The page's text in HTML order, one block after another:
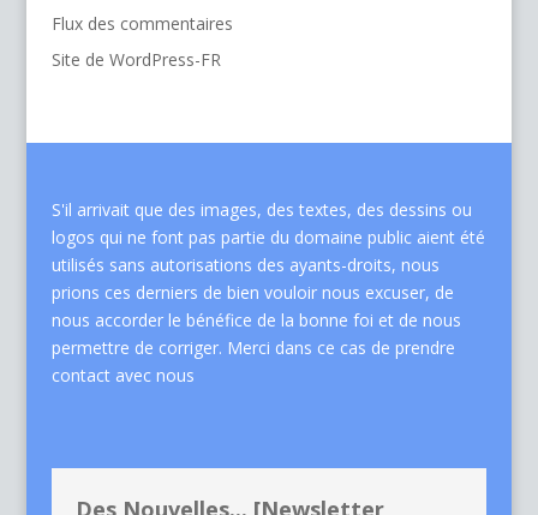
Flux des commentaires
Site de WordPress-FR
S'il arrivait que des images, des textes, des dessins ou
logos qui ne font pas partie du domaine public aient été
utilisés sans autorisations des ayants-droits, nous
prions ces derniers de bien vouloir nous excuser, de
nous accorder le bénéfice de la bonne foi et de nous
permettre de corriger. Merci dans ce cas de prendre
contact avec nous